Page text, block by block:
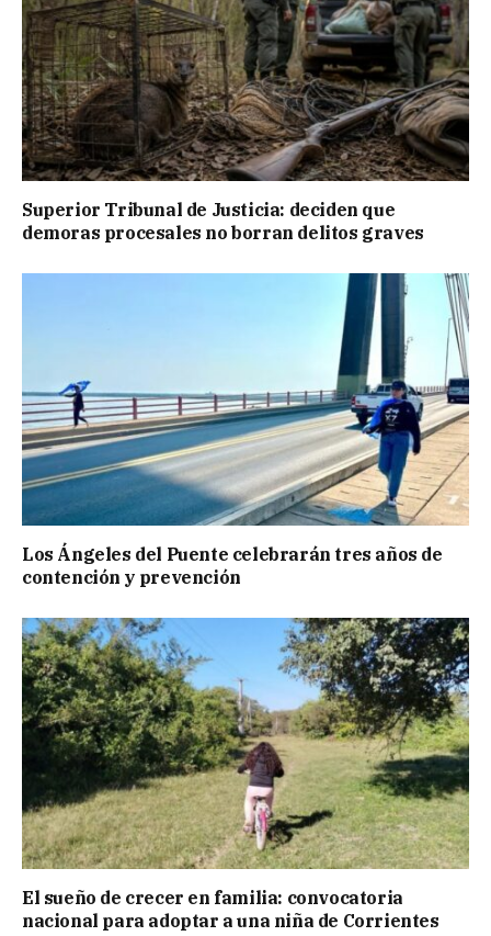
Superior Tribunal de Justicia: deciden que
demoras procesales no borran delitos graves
Los Ángeles del Puente celebrarán tres años de
contención y prevención
El sueño de crecer en familia: convocatoria
nacional para adoptar a una niña de Corrientes